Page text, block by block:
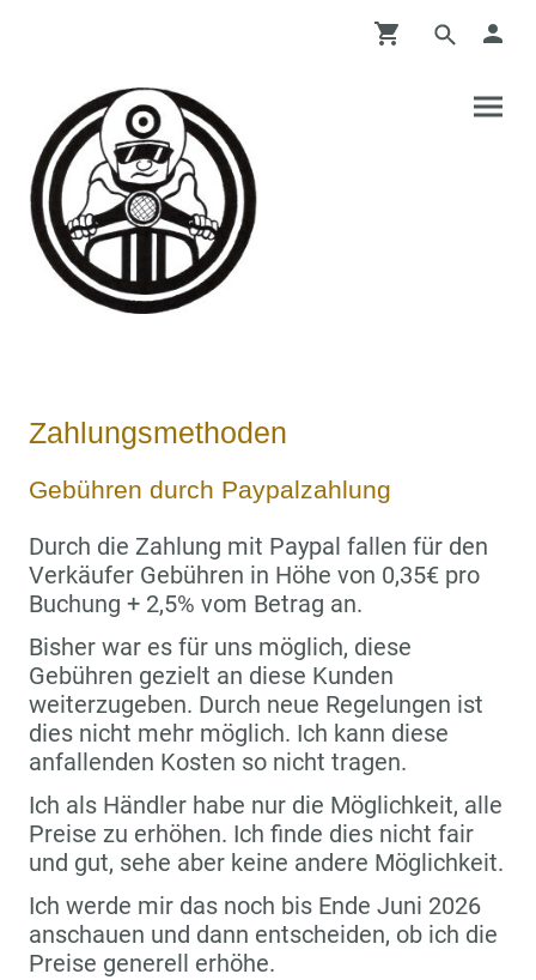
Zahlungsmethoden
Gebühren durch Paypalzahlung
Durch die Zahlung mit Paypal fallen für den
Verkäufer Gebühren in Höhe von 0,35€ pro
Buchung + 2,5% vom Betrag an.
Bisher war es für uns möglich, diese
Gebühren gezielt an diese Kunden
weiterzugeben. Durch neue Regelungen ist
dies nicht mehr möglich. Ich kann diese
anfallenden Kosten so nicht tragen.
Ich als Händler habe nur die Möglichkeit, alle
Preise zu erhöhen. Ich finde dies nicht fair
und gut, sehe aber keine andere Möglichkeit.
Ich werde mir das noch bis Ende Juni 2026
anschauen und dann entscheiden, ob ich die
Preise generell erhöhe.